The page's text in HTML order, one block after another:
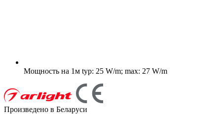
Мощность на 1м typ: 25 W/m; max: 27 W/m
Произведено в Беларуси